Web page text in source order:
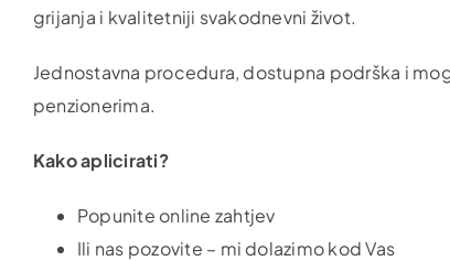
grijanja i kvalitetniji svakodnevni život.
Jednostavna procedura, dostupna podrška i
penzionerima.
Kako aplicirati?
Popunite online zahtjev
Ili nas pozovite – mi dolazimo kod Vas